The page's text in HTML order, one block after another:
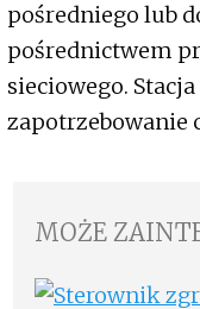
pośredniego lub
pośrednictwem
sieciowego.
zapotrzebowanie
MOŻE